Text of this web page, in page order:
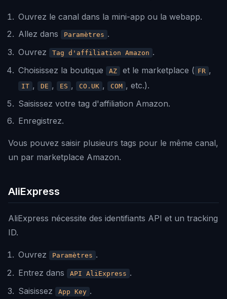
Ouvrez le canal dans la mini-app ou la webapp.
Allez dans
Paramètres .
Ouvrez
Tag d'affiliation Amazon .
Choisissez la boutique
AZ et le marketplace ( FR ,
IT , DE , ES , CO.UK , COM , etc.).
Saisissez votre tag d'affiliation Amazon.
Enregistrez.
Vous pouvez saisir plusieurs tags pour le même canal,
un par marketplace Amazon.
AliExpress
AliExpress nécessite des identifiants API et un tracking
ID.
Ouvrez Paramètres .
Entrez dans
API AliExpress .
Saisissez
App Key .